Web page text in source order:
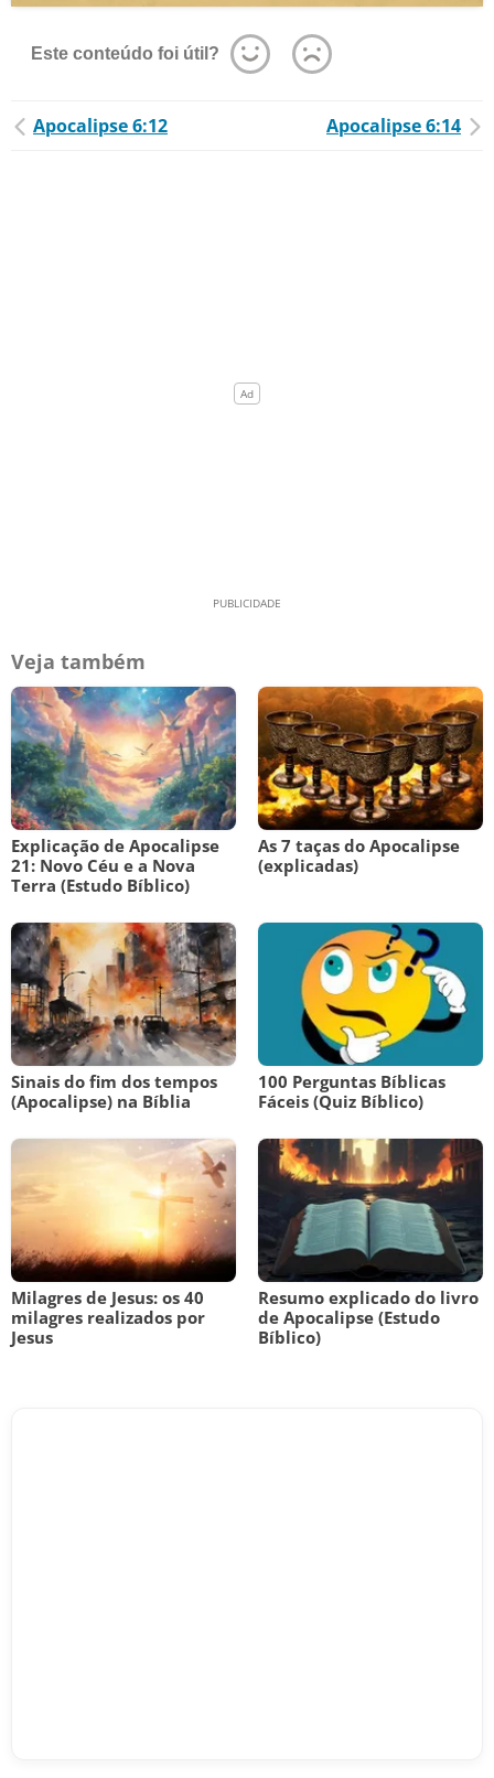
Este conteúdo foi útil?
Apocalipse 6:12 Apocalipse 6:14
Veja também
Explicação de Apocalipse
21: Novo Céu e a Nova
Terra (Estudo Bíblico)
As 7 taças do Apocalipse
(explicadas)
Sinais do fim dos tempos
(Apocalipse) na Bíblia
100 Perguntas Bíblicas
Fáceis (Quiz Bíblico)
Milagres de Jesus: os 40
milagres realizados por
Jesus
Resumo explicado do livro
de Apocalipse (Estudo
Bíblico)